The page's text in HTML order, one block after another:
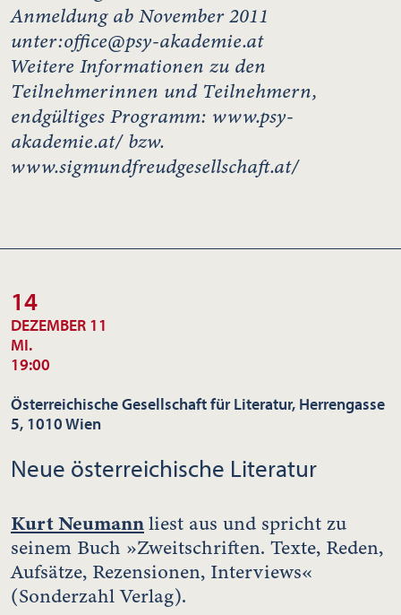
Anmeldung ab November 2011
unter:office@psy-akademie.at
Weitere Informationen zu den
Teilnehmerinnen und Teilnehmern,
endgültiges Programm: www.psy-
akademie.at/ bzw.
www.sigmundfreudgesellschaft.at/
14
DEZEMBER 11
MI.
19:00
Österreichische Gesellschaft für Literatur, Herrengasse
5, 1010 Wien
Neue österreichische Literatur
Kurt Neumannliest aus und spricht zu
seinem Buch »Zweitschriften. Texte, Reden,
Aufsätze, Rezensionen, Interviews«
(Sonderzahl Verlag).